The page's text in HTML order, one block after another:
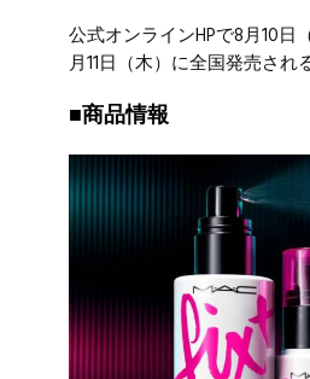
公式オンラインHPで8月10日
月11日（木）に全国発売され
■商品情報